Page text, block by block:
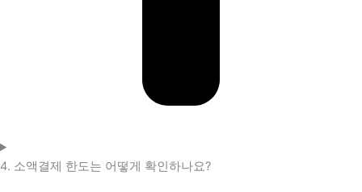
4. 소액결제 한도는 어떻게 확인하나요?